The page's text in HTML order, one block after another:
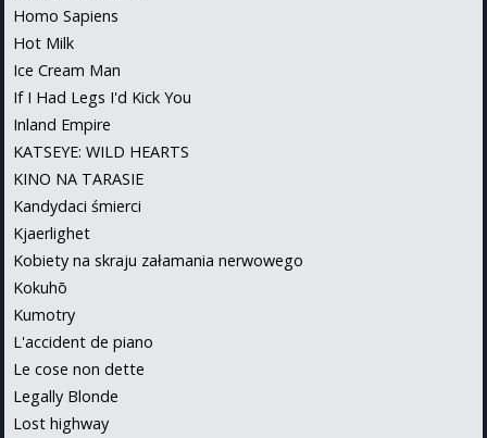
Homo Sapiens
Hot Milk
Ice Cream Man
If I Had Legs I'd Kick You
Inland Empire
KATSEYE: WILD HEARTS
KINO NA TARASIE
Kandydaci śmierci
Kjaerlighet
Kobiety na skraju załamania nerwowego
Kokuhō
Kumotry
L'accident de piano
Le cose non dette
Legally Blonde
Lost highway